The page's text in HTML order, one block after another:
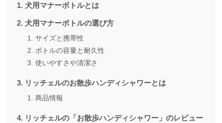
犬用マナーボトルとは
犬用マナーボトルの選び方
サイズと携帯性
ボトルの容量と耐久性
使いやすさや清潔さ
リッチェルのお散歩ハンディシャワーとは
商品情報
リッチェルの「お散歩ハンディシャワー」のレビュー